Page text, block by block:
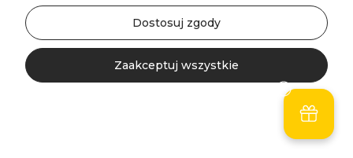
Decordruk
Zasłona AUTUMN wzór
AT11 | sowy na
Koszyk
Dostosuj zgody
Zaakceptuj wszystkie